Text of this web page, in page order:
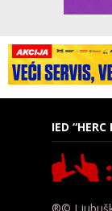
IED “HERC